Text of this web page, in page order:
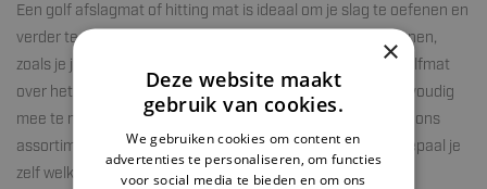
Een golf afslagmat of hitting mat is ideaal om je slag te oefenen en
verder te ontwikkelen. Zo kun je verschillende slagen oefenen,
zoals je je swing oefenen, maar ook je chip. Doordat een golfmat
over het algemeen een compact formaat heeft, is het eenvoudig
mee te nemen en overal te gebruiken. De afslagmatten uit ons
assortiment zijn verkrijgbaar in verschillende lengtes. Zo bepaal je
zelf welk deel van de golfbaan je mee naar huis neemt!
×
Deze website maakt
gebruik van cookies.
We gebruiken cookies om content en
advertenties te personaliseren, om functies
voor social media te bieden en om ons